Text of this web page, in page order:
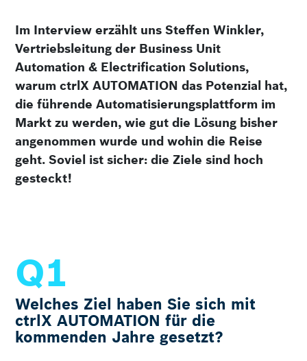
Im Interview erzählt uns Steffen Winkler,
Vertriebsleitung der Business Unit
Automation & Electrification Solutions,
warum ctrlX AUTOMATION das Potenzial hat,
die führende Automati­sierungsplattform im
Markt zu werden, wie gut die Lösung bisher
angenommen wurde und wohin die Reise
geht. Soviel ist sicher: die Ziele sind hoch
gesteckt!
Welches Ziel haben Sie sich mit
ctrlX AUTOMATION für die
kommenden Jahre gesetzt?